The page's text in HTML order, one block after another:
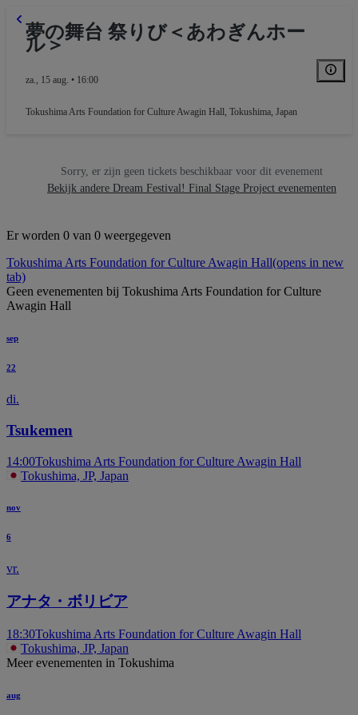
夢の舞台 祭りび＜あわぎんホー
ル＞
za., 15 aug. • 16:00
Tokushima Arts Foundation for Culture Awagin Hall, Tokushima, Japan
Sorry, er zijn geen tickets beschikbaar voor dit evenement
Bekijk andere Dream Festival! Final Stage Project evenementen
Er worden 0 van 0 weergegeven
Tokushima Arts Foundation for Culture Awagin Hall(opens in new
tab)
Geen evenementen bij Tokushima Arts Foundation for Culture
Awagin Hall
sep
22
di.
Tsukemen
14:00Tokushima Arts Foundation for Culture Awagin Hall
Tokushima, JP, Japan
nov
6
vr.
アナタ・ボリビア
18:30Tokushima Arts Foundation for Culture Awagin Hall
Tokushima, JP, Japan
Meer evenementen in Tokushima
aug